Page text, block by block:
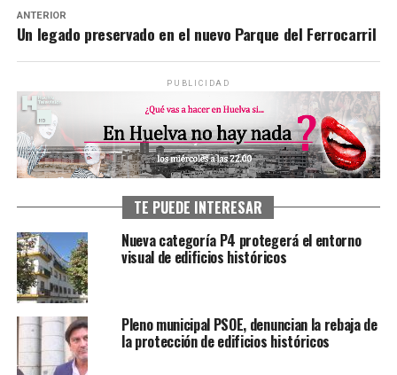
ANTERIOR
Un legado preservado en el nuevo Parque del Ferrocarril
PUBLICIDAD
TE PUEDE INTERESAR
Nueva categoría P4 protegerá el entorno
visual de edificios históricos
Pleno municipal PSOE, denuncian la rebaja de
la protección de edificios históricos